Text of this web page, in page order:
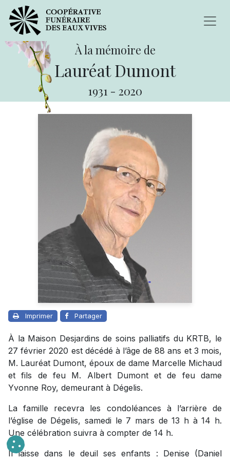
À la mémoire de
Lauréat Dumont
1931 - 2020
Imprimer Partager
À la Maison Desjardins de soins palliatifs du KRTB, le
27 février 2020 est décédé à l’âge de 88 ans et 3 mois,
M. Lauréat Dumont, époux de dame Marcelle Michaud
et fils de feu M. Albert Dumont et de feu dame
Yvonne Roy, demeurant à Dégelis.
La famille recevra les condoléances à l’arrière de
l’église de Dégelis, samedi le 7 mars de 13 h à 14 h.
Une célébration suivra à compter de 14 h.
Il laisse dans le deuil ses enfants : Denise (Daniel